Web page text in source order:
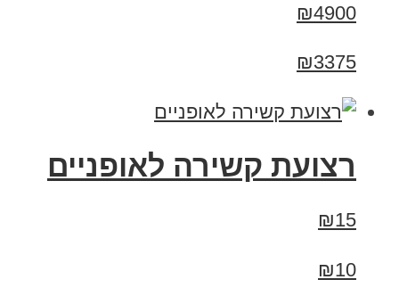
₪4900
₪3375
רצועת קשירה לאופניים
₪15
₪10